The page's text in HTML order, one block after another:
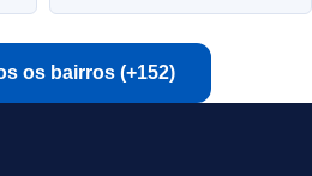
os bairros (+152)